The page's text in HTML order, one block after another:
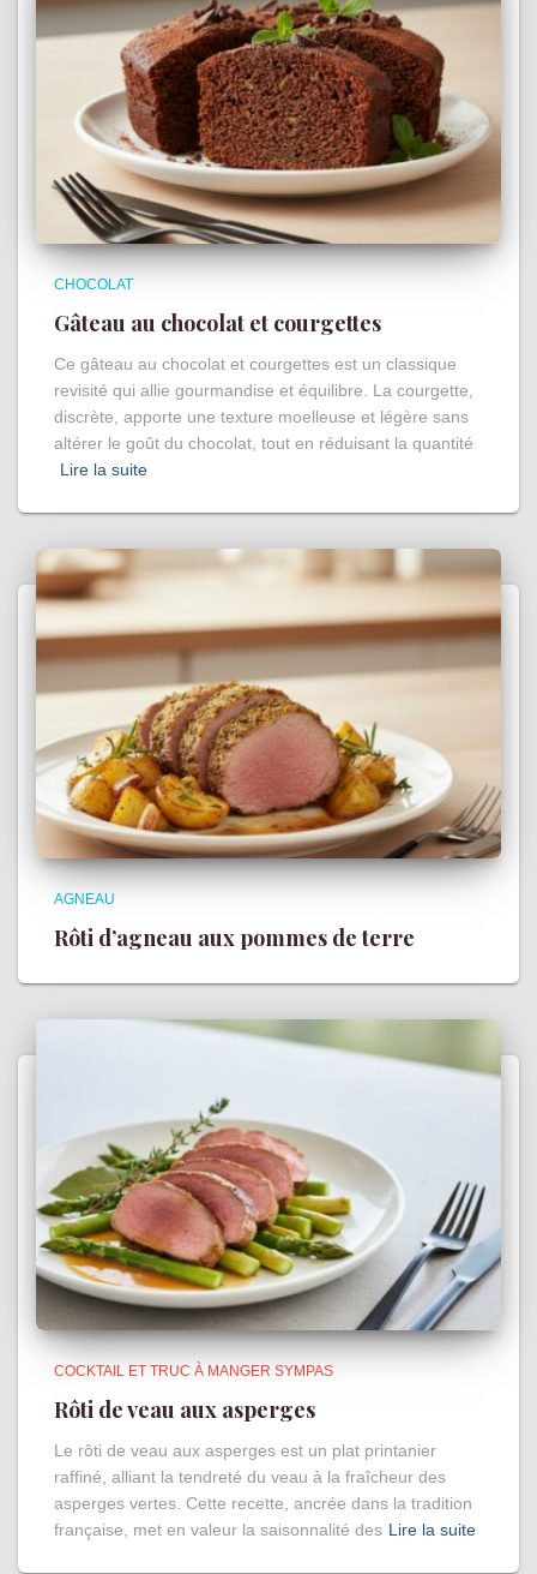
CHOCOLAT
Gâteau au chocolat et courgettes
Ce gâteau au chocolat et courgettes est un classique
revisité qui allie gourmandise et équilibre. La courgette,
discrète, apporte une texture moelleuse et légère sans
altérer le goût du chocolat, tout en réduisant la quantité
Lire la suite
AGNEAU
Rôti d’agneau aux pommes de terre
COCKTAIL ET TRUC À MANGER SYMPAS
Rôti de veau aux asperges
Le rôti de veau aux asperges est un plat printanier
raffiné, alliant la tendreté du veau à la fraîcheur des
asperges vertes. Cette recette, ancrée dans la tradition
française, met en valeur la saisonnalité des Lire la suite